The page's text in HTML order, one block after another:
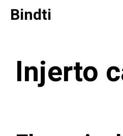
SaltarBindti
Injerto